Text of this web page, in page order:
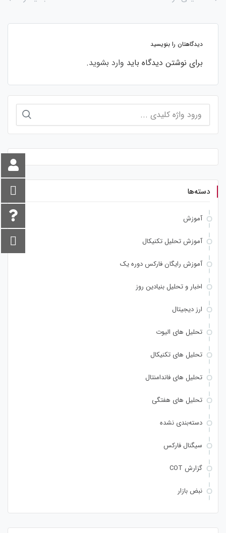
دیدگاهتان را بنویسید
برای نوشتن دیدگاه باید وارد بشوید.
برای:
دسته‌ها
آموزش
آموزش تحلیل تکنیکال
آموزش رایگان فارکس دوره یک
اخبار و تحلیل بنیادین روز
ارز دیجیتال
تحلیل های الیوت
تحلیل های تکنیکال
تحلیل های فاندامنتال
تحلیل های هفتگی
دسته‌بندی نشده
سیگنال فارکس
گزارش COT
نبض بازار